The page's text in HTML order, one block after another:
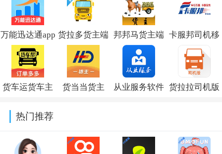
万能迅达通app
官方下载v2.0.1
货拉多货主端
app2026官方
最新版本
v4.0.50
邦邦马货主端
最新版
2026v2.6.5
卡服邦司机移
动端app安卓版
下载v2.0.47
货车运货车主
货当当货主 从业服务软件 货拉拉司机版
热门推荐